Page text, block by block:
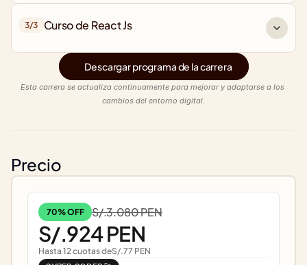
3/3 Curso de React Js
Descargar programa de la carrera
Esta carrera se actualiza continuamente para mejorar y adaptarse a los
cambios del entorno digital.
Precio
70% OFF S/.3.080 PEN
S/.924 PEN
Hasta 12 cuotas deS/.77 PEN